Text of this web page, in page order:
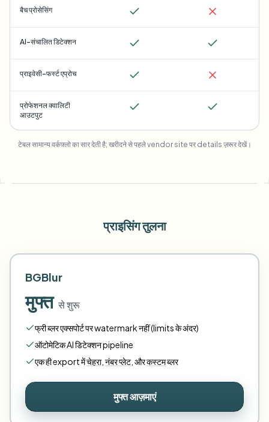
बैच प्रोसेसिंग
AI-संचालित डिटेक्शन
प्राइवेसी-फर्स्ट एप्रोच
प्रोफेशनल क्वालिटी
आउटपुट
टेबल सामान्य वर्कफ़्लो का सार देती है; खरीदने से पहले vendor site पर details ज़रूर देखें।
प्राइसिंग तुलना
BGBlur
मुफ्त से शुरू
फ्री ब्लर एक्सपोर्ट पर watermark नहीं (limits के अंदर)
ऑटोमेटिक AI डिटेक्शन pipeline
एक ही export मेंचेहरा, नंबर प्लेट औरकस्टमब्लर
मुफ्त आज़माएं